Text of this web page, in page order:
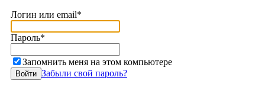
Логин или email*
Пароль*
Запомнить меня на этом компьютере
Забыли свой пароль?